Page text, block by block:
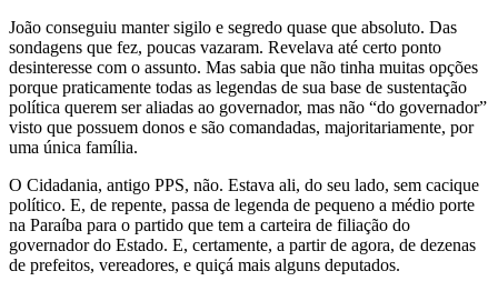
João conseguiu manter sigilo e segredo quase que absoluto. Das
sondagens que fez, poucas vazaram. Revelava até certo ponto
desinteresse com o assunto. Mas sabia que não tinha muitas opções
porque praticamente todas as legendas de sua base de sustentação
política querem ser aliadas ao governador, mas não “do governador”
visto que possuem donos e são comandadas, majoritariamente, por
uma única família.
O Cidadania, antigo PPS, não. Estava ali, do seu lado, sem cacique
político. E, de repente, passa de legenda de pequeno a médio porte
na Paraíba para o partido que tem a carteira de filiação do
governador do Estado. E, certamente, a partir de agora, de dezenas
de prefeitos, vereadores, e quiçá mais alguns deputados.